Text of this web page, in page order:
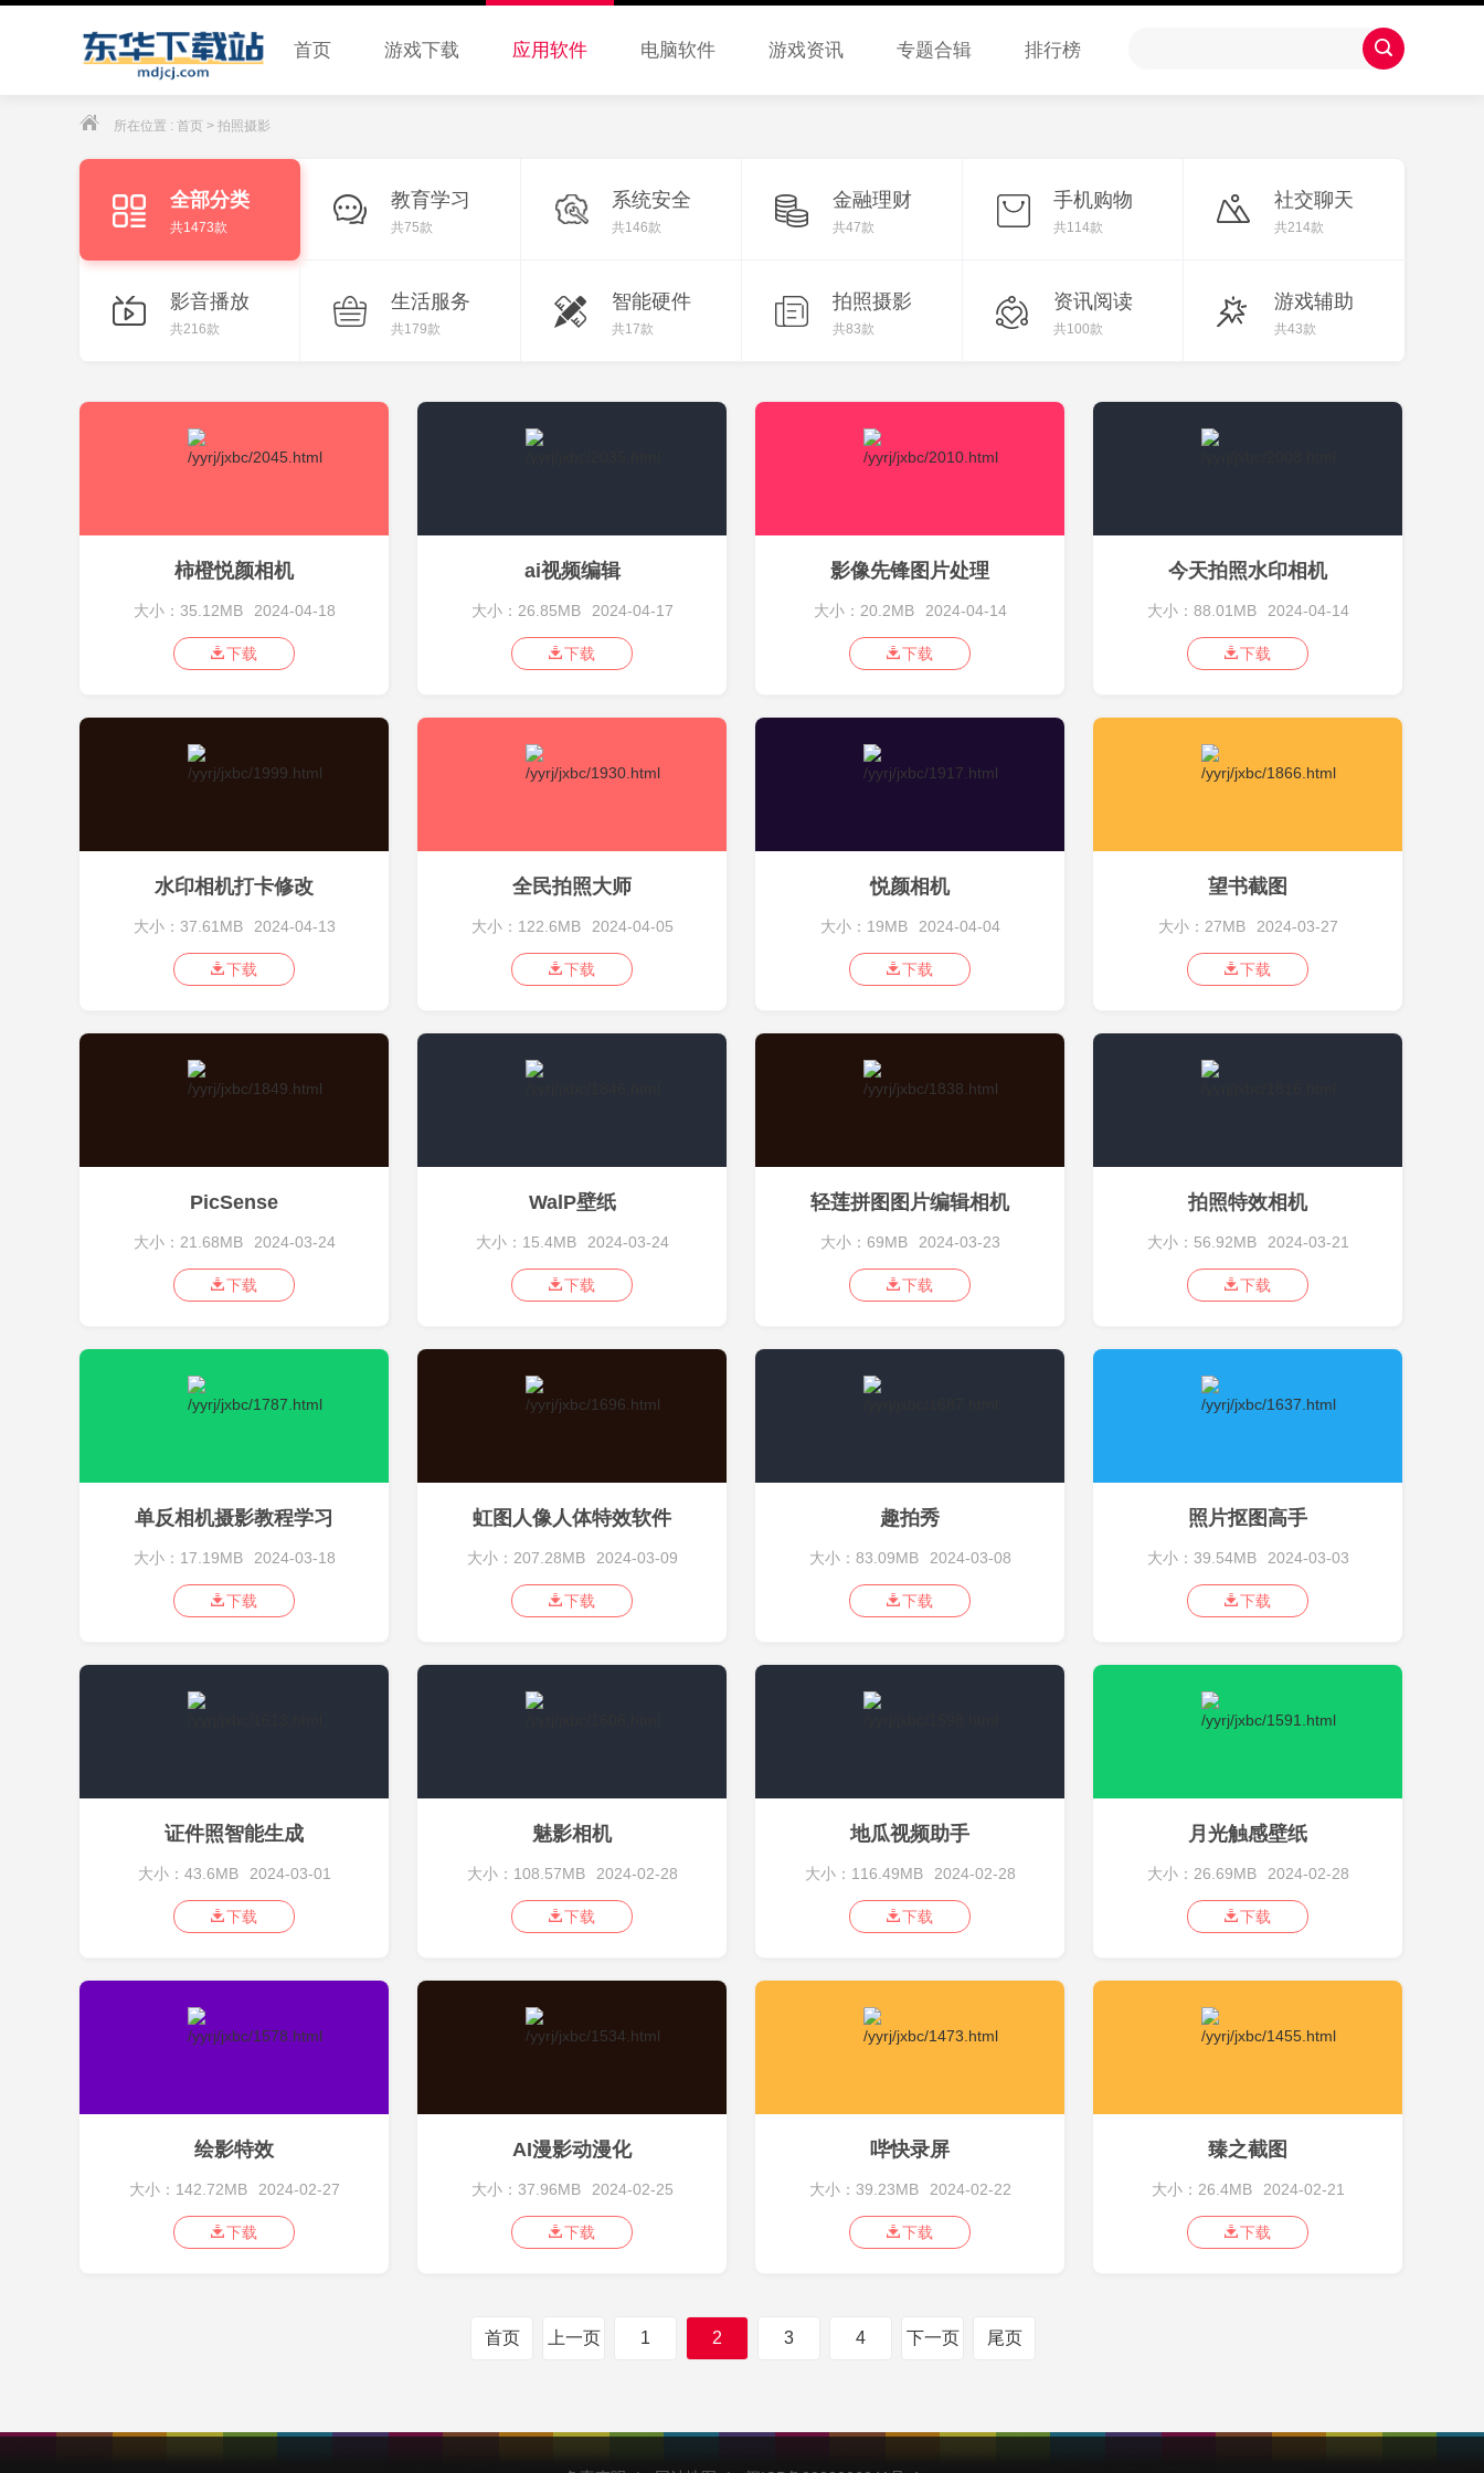
首页 游戏下载 应用软件 电脑软件 游戏资讯 专题合辑 排行榜
所在位置 : 首页 > 拍照摄影
全部分类
共1473款
教育学习
共75款
系统安全
共146款
金融理财
共47款
手机购物
共114款
社交聊天
共214款
影音播放
共216款
生活服务
共179款
智能硬件
共17款
拍照摄影
共83款
资讯阅读
共100款
游戏辅助
共43款
柿橙悦颜相机
大小：35.12MB 2024-04-18
下载
ai视频编辑
大小：26.85MB 2024-04-17
下载
影像先锋图片处理
大小：20.2MB 2024-04-14
下载
今天拍照水印相机
大小：88.01MB 2024-04-14
下载
水印相机打卡修改
大小：37.61MB 2024-04-13
下载
全民拍照大师
大小：122.6MB 2024-04-05
下载
悦颜相机
大小：19MB 2024-04-04
下载
望书截图
大小：27MB 2024-03-27
下载
PicSense
大小：21.68MB 2024-03-24
下载
WalP壁纸
大小：15.4MB 2024-03-24
下载
轻莲拼图图片编辑相机
大小：69MB 2024-03-23
下载
拍照特效相机
大小：56.92MB 2024-03-21
下载
单反相机摄影教程学习
大小：17.19MB 2024-03-18
下载
虹图人像人体特效软件
大小：207.28MB 2024-03-09
下载
趣拍秀
大小：83.09MB 2024-03-08
下载
照片抠图高手
大小：39.54MB 2024-03-03
下载
证件照智能生成
大小：43.6MB 2024-03-01
下载
魅影相机
大小：108.57MB 2024-02-28
下载
地瓜视频助手
大小：116.49MB 2024-02-28
下载
月光触感壁纸
大小：26.69MB 2024-02-28
下载
绘影特效
大小：142.72MB 2024-02-27
下载
AI漫影动漫化
大小：37.96MB 2024-02-25
下载
哔快录屏
大小：39.23MB 2024-02-22
下载
臻之截图
大小：26.4MB 2024-02-21
下载
首页 上一页 1 2 3 4 下一页 尾页